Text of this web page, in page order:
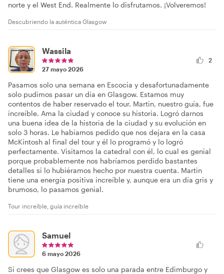
norte y el West End. Realmente lo disfrutamos. ¡Volveremos!
Descubriendo la auténtica Glasgow
Wassila
27 mayo 2026
2
Pasamos solo una semana en Escocia y desafortunadamente
solo pudimos pasar un día en Glasgow. Estamos muy
contentos de haber reservado el tour. Martin, nuestro guía, fue
increíble. Ama la ciudad y conoce su historia. Logró darnos
una buena idea de la historia de la ciudad y su evolución en
solo 3 horas. Le habíamos pedido que nos dejara en la casa
McKintosh al final del tour y él lo programó y lo logró
perfectamente. Visitamos la catedral con él, lo cual es genial
porque probablemente nos habríamos perdido bastantes
detalles si lo hubiéramos hecho por nuestra cuenta. Martin
tiene una energía positiva increíble y, aunque era un día gris y
brumoso, lo pasamos genial.
Tour increíble, guía increíble
Samuel
6 mayo 2026
Si crees que Glasgow es solo una parada entre Edimburgo y